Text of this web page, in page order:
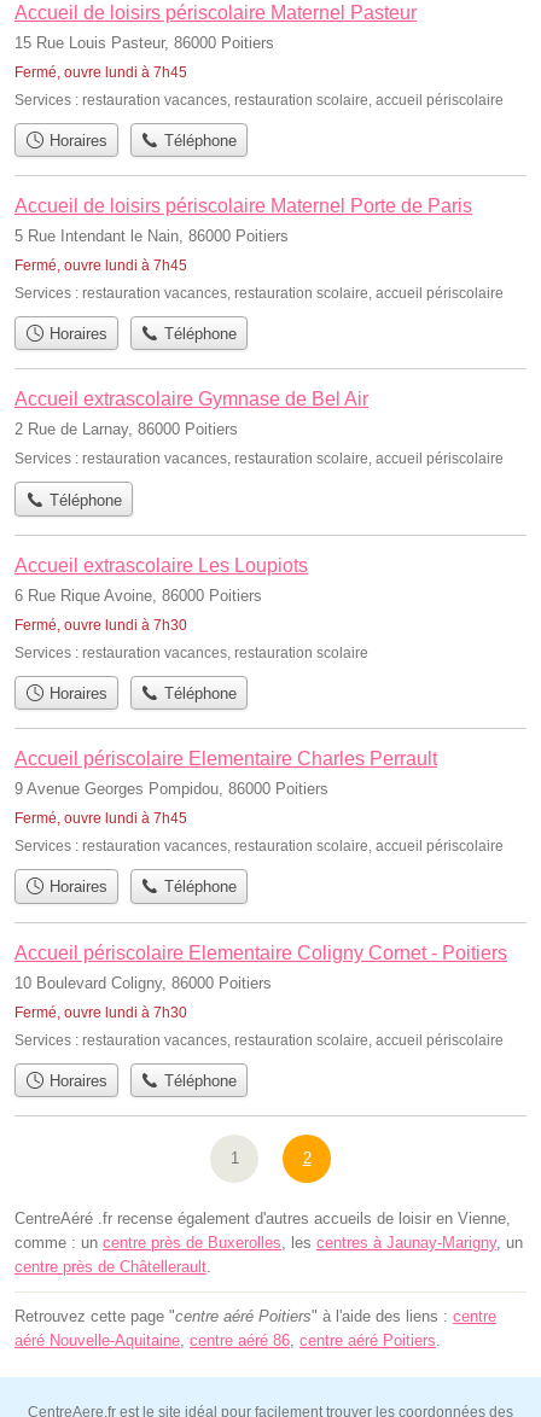
Accueil de loisirs périscolaire Maternel Pasteur
15 Rue Louis Pasteur, 86000 Poitiers
Fermé, ouvre lundi à 7h45
Services : restauration vacances restauration scolaire accueil périscolaire
Horaires Téléphone
Accueil de loisirs périscolaire Maternel Porte de Paris
5 Rue Intendant le Nain, 86000 Poitiers
Fermé, ouvre lundi à 7h45
Services : restauration vacances, restauration scolaire, accueil périscolaire
Horaires Téléphone
Accueil extrascolaire Gymnase de Bel Air
2 Rue de Larnay, 86000 Poitiers
Services : restauration vacances, restauration scolaire, accueil périscolaire
Téléphone
Accueil extrascolaire Les Loupiots
6 Rue Rique Avoine, 86000 Poitiers
Fermé, ouvre lundi à 7h30
Services : restauration vacances restauration scolaire
Horaires Téléphone
Accueil périscolaire Elementaire Charles Perrault
9 Avenue Georges Pompidou, 86000 Poitiers
Fermé, ouvre lundi à 7h45
Services : restauration vacances, restauration scolaire, accueil périscolaire
Horaires Téléphone
Accueil périscolaire Elementaire Coligny Cornet - Poitiers
10 Boulevard Coligny, 86000 Poitiers
Fermé, ouvre lundi à 7h30
Services : restauration vacances restauration scolaire accueil périscolaire
Horaires Téléphone
1 2
CentreAéré .fr recense également d'autres accueils de loisir en Vienne,
comme : un centre près de Buxerolles , les centres à Jaunay-Marigny, un
centre près de Châtellerault
Retrouvez cette page "centre aéré Poitiers" à l'aide des liens : centre
aéré Nouvelle-Aquitaine centre aéré 86 centre aéré Poitiers
CentreAere.fr est le site idéal pour facilement trouver les coordonnées des